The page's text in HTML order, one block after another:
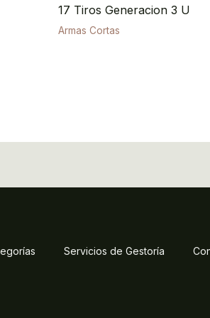
17 Tiros Generacion 3 U
Armas Cortas
Servicios de Gestoría